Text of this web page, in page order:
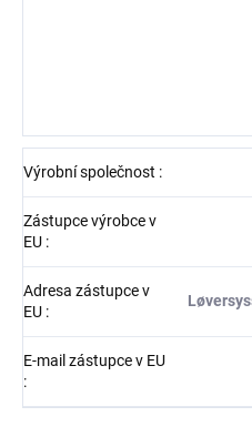
Výrobní společnost :
Zástupce výrobce v
EU :
Adresa zástupce v
EU :
E-mail zástupce v EU
: